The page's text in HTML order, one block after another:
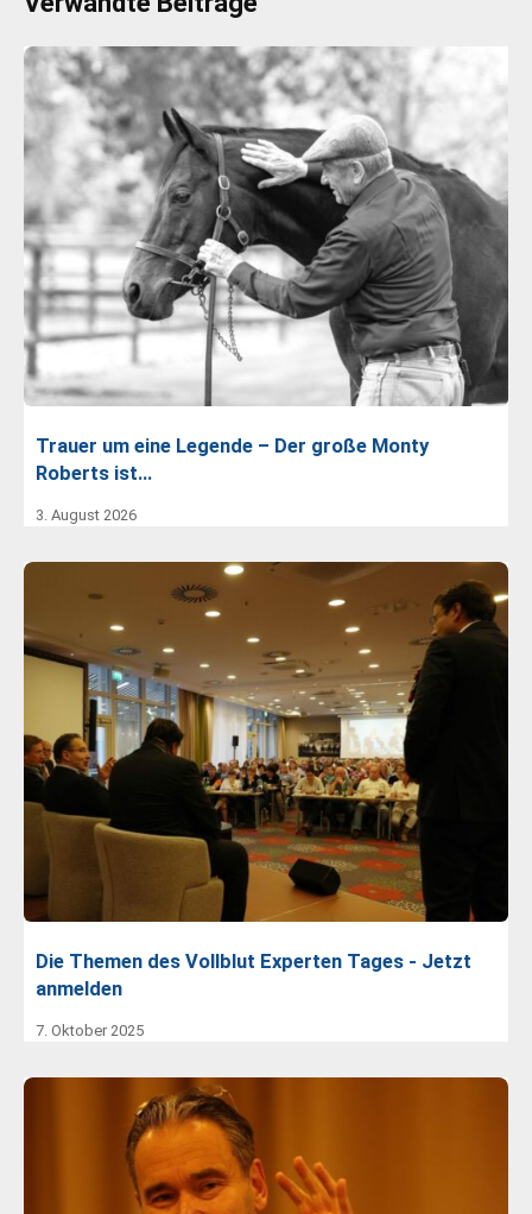
Trauer um eine Legende – Der große Monty
Roberts ist…
3. August 2026
Die Themen des Vollblut Experten Tages - Jetzt
anmelden
7. Oktober 2025